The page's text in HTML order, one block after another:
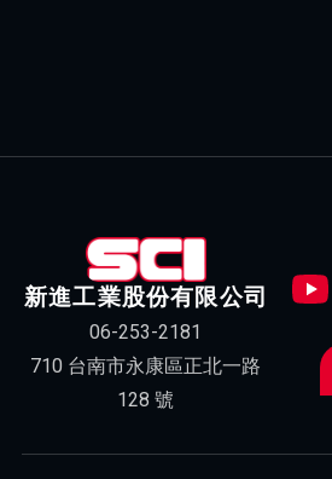
新進工業股份有限公司
06-253-2181
710 台南市永康區正北一路
128 號